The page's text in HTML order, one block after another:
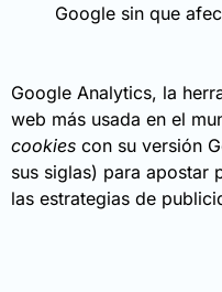
Google sin que
Google Analytics, la
web más usada en el
cookies con su versión
sus siglas) para apostar
las estrategias de